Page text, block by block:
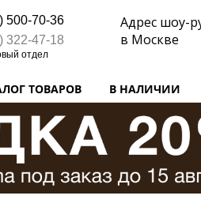
500-70-36
322-47-18
Адрес шоу-
в Москве
ТОВАРОВ В НАЛИЧИИ